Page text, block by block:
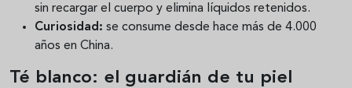
sin recargar el cuerpo y elimina líquidos retenidos.
Curiosidad: se consume desde hace más de 4.000
años en China.
Té blanco: el guardián de tu piel